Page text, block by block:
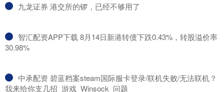
​九龙证券 港交所的锣，已经不够用了
​智汇配资APP下载 8月14日新港转债下跌0.43%，转股溢价率
30.98%
​中承配资 碧蓝档案steam国际服卡登录/联机失败/无法联机？
我来给你支几招_游戏_Winsock_问题